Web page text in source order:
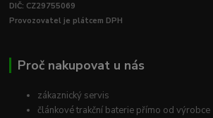
DIČ: CZ29755069
Provozovatel je plátcem DPH
Proč nakupovat u nás
zákaznický servis
článkové trakční baterie přímo od výrobce